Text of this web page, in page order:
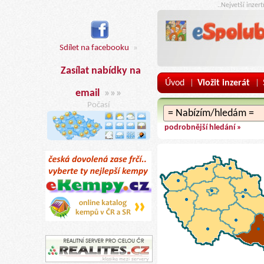
Sdílet na facebooku »
Zasílat nabídky na
email »»»
Počasí
..Nejvetší
Úvod | Vložit inzerát |
podrobnější hledání »